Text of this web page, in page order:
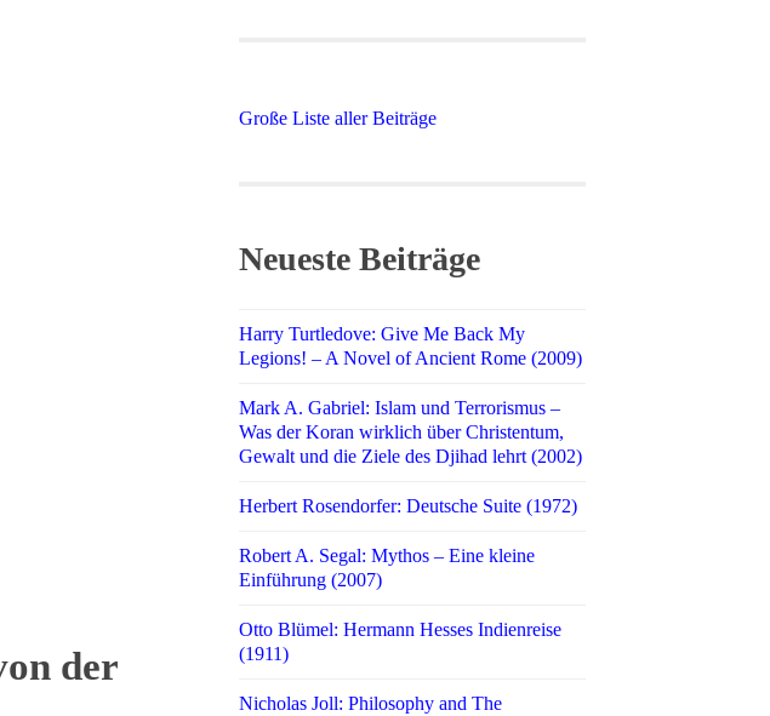
der
Große Liste aller Beiträge
Neueste Beiträge
Harry Turtledove: Give Me Back My
Legions! – A Novel of Ancient Rome (2009)
Mark A. Gabriel: Islam und Terrorismus –
Was der Koran wirklich über Christentum,
Gewalt und die Ziele des Djihad lehrt (2002)
Herbert Rosendorfer: Deutsche Suite (1972)
Robert A. Segal: Mythos – Eine kleine
Einführung (2007)
Otto Blümel: Hermann Hesses Indienreise
(1911)
Nicholas Joll: Philosophy and The